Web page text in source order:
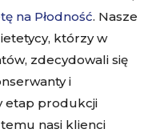
na Płodność. Nasze
którzy w
zdecydowali się
i
etap produkcji
nasi klienci